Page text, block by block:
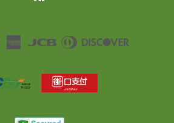
Master
American
JCB
Diners